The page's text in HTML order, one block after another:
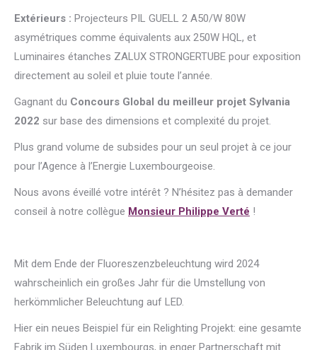
Extérieurs : Projecteurs PIL GUELL 2 A50/W 80W
asymétriques comme équivalents aux 250W HQL, et
Luminaires étanches ZALUX STRONGERTUBE pour exposition
directement au soleil et pluie toute l’année.
Gagnant du Concours Global du meilleur projet Sylvania
2022 sur base des dimensions et complexité du projet.
Plus grand volume de subsides pour un seul projet à ce jour
pour l’Agence à l’Energie Luxembourgeoise.
Nous avons éveillé votre intérêt ? N’hésitez pas à demander
conseil à notre collègue Monsieur Philippe Verté !
Mit dem Ende der Fluoreszenzbeleuchtung wird 2024
wahrscheinlich ein großes Jahr für die Umstellung von
herkömmlicher Beleuchtung auf LED.
Hier ein neues Beispiel für ein Relighting Projekt: eine gesamte
Fabrik im Süden Luxembourgs, in enger Partnerschaft mit